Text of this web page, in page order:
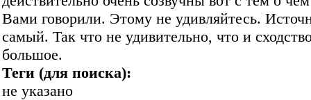
Вами говорили. Этому не удивляйтесь.
самый. Так что не удивительно, что и
большое.
Теги (для поиска):
не указано